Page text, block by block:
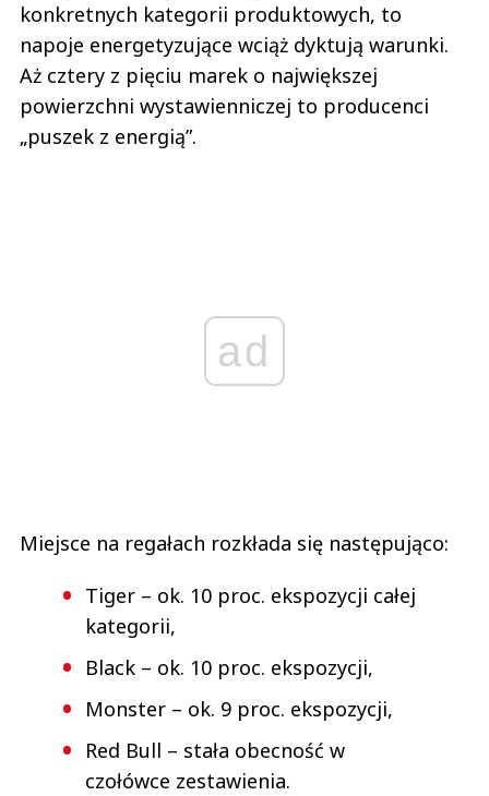
konkretnych kategorii produktowych, to
napoje energetyzujące wciąż dyktują warunki.
Aż cztery z pięciu marek o największej
powierzchni wystawienniczej to producenci
„puszek z energią”.
ad
Miejsce na regałach rozkłada się następująco:
Tiger – ok. 10 proc. ekspozycji całej
kategorii,
Black – ok. 10 proc. ekspozycji,
Monster – ok. 9 proc. ekspozycji,
Red Bull – stała obecność w
czołówce zestawienia.